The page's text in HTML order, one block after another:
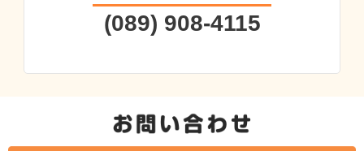
(089) 908-4115